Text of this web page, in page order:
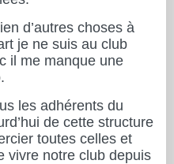
d’autres choses à
je ne suis au club
il me manque une
les adhérents du
de cette structure
toutes celles et
vivre notre club depuis